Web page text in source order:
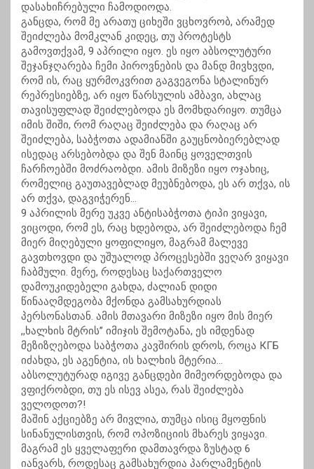
დასახიჩრებული ჩამოდიოდა.
განცდა, რომ მე არათუ ციხეში ვცხოვრობ, არამედ
შეიძლება მომკლან კიდეც, თუ პროტესტს
გამოვთქვამ, 9 აპრილი იყო. ეს იყო აბსოლუტური
შეჯანჯღარება ჩემი პიროვნების და მანდ მივხვდი,
რომ ის, რაც ყურმოკვრით გაგვეგონა სტალინურ
რეპრესიებზე, არ იყო წარსულის ამბავი, ახლაც
თავისუფლად შეიძლებოდა ეს მომხდარიყო. თუმცა
იმის შიში, რომ რაღაც შეიძლება და რაღაც არ
შეიძლება, საბჭოთა ადამიანში გაუცნობიერებლად
ისედაც არსებობდა და შენ მაინც ყოველთვის
ჩარჩოებში მოძრაობდი. ამის მიზეზი იყო ოჯახიც,
რომელიც გაუთავებლად მეუბნებოდა, ეს არ თქვა, ის
არ თქვა, დაგვიჭერენ…
9 აპრილის მერე უკვე ანტისაბჭოთა ტიპი ვიყავი,
ვიცოდი, რომ ეს, რაც ხდებოდა, არ შეიძლებოდა ჩემ
მიერ მიღებული ყოფილიყო, მაგრამ მალევე
გავთხოვდი და უშუალოდ პროცესებში ვეღარ ვიყავი
ჩაბმული. მერე, როდესაც საქართველო
დამოუკიდებელი გახდა, ძალიან დიდი
წინააღმდეგობა მქონდა გამსახურდიას
პერსონასთან. ამის მთავარი მიზეზი იყო მის მიერ
,,ხალხის მტრის’’ იმიჯის შემოტანა, ეს იმდენად
მეზიზღებოდა საბჭოთა კავშირის დროს, როცა КГБ
იძახდა, ეს აგენტია, ის ხალხის მტერია…
აბსოლუტურად იგივე განცდები მიმეორდებოდა და
ვფიქრობდი, თუ ეს ისევ ასეა, რას შეიძლება
ველოდოთ?!
მაშინ აქციებზე არ მივლია, თუმცა ისიც მყოფნის
სინანულისთვის, რომ ოპოზიციის მხარეს ვიყავი.
მაგრამ ეს ყველაფერი დამთავრდა ზუსტად 6
იანვარს, როდესაც გამსახურდია პარლამენტის